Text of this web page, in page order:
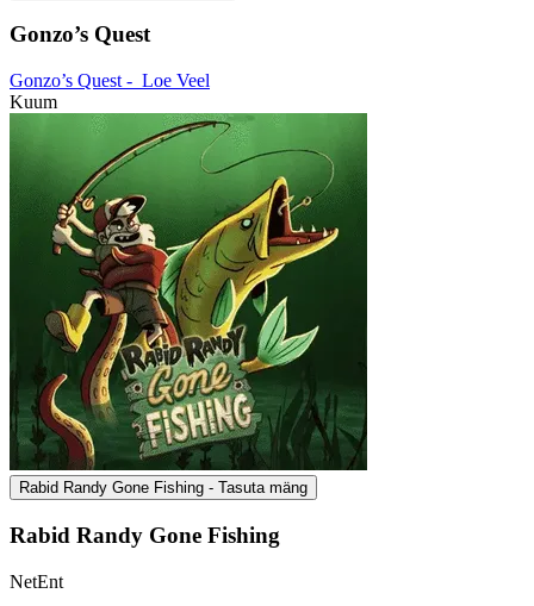
Gonzo’s Quest
Gonzo’s Quest - Loe Veel
Kuum
Rabid Randy Gone Fishing - Tasuta mäng
Rabid Randy Gone Fishing
NetEnt